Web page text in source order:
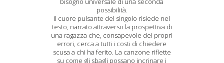
possibilità.
Il cuore pulsante del singolo risiede nel
testo, narrato attraverso la prospettiva di
una ragazza che, consapevole dei propri
errori, cerca a tutti i costi di chiedere
scusa a chi ha ferito. La canzone riflette
su come gli sbagli possano incrinare i